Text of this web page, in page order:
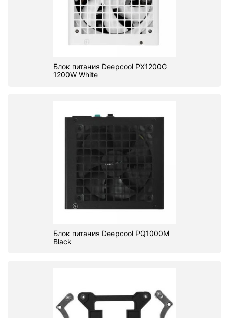
Блок питания Deepcool PX1200G
1200W White
Блок питания Deepcool PQ1000M
Black